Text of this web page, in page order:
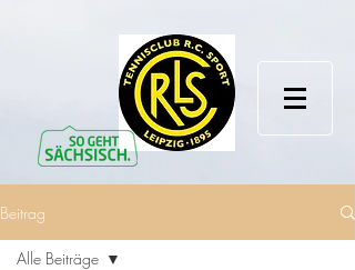
Beitrag
Alle Beiträge